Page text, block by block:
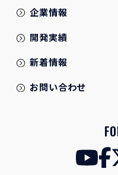
企業情報
開発実績
新着情報
お問い合わせ